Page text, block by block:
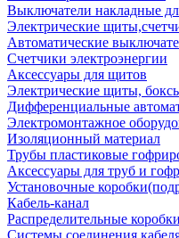
Выключатели накладные
Электрические
Автоматические
Счетчики электроэнергии
Аксессуары для щитов
Электрические щиты,
Дифференциальные
Электромонтажное
Изоляционный материал
Трубы пластиковые
Аксессуары для труб и
Установочные
Кабель-канал
Распределительные коробки
Системы соединения